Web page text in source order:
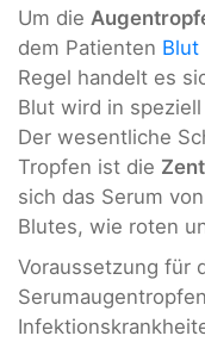
Um die
dem Patienten Blut
Regel handelt es
Blut wird in
Der wesentliche
Tropfen ist die
sich das Serum
Blutes, wie roten
Voraussetzung für